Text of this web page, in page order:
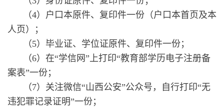
（4）户口本原件、复印件一份（户口本首页及本
人页）；
（5）毕业证、学位证原件、复印件一份；
（6）在“学信网”上打印“教育部学历电子注册备
案表”一份；
（7）关注微信“山西公安”公众号，自行打印“无
违犯罪记录证明”一份；